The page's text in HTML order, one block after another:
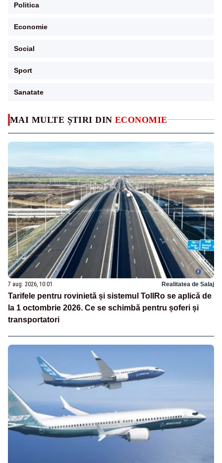
MAI MULTE ȘTIRI DIN ECONOMIE
7 aug. 2026, 10:01 Realitatea de Salaj
Tarifele pentru rovinietă și sistemul TollRo se aplică de
la 1 octombrie 2026. Ce se schimbă pentru șoferi și
transportatori
Politica
Economie
Social
Sport
Sanatate